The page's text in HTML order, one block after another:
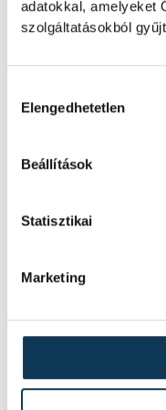
adatokkal, amelyeket
szolgáltatásokból
Elengedhetetlen
Beállítások
Statisztikai
Marketing
SPORT
szombatig
Vitális